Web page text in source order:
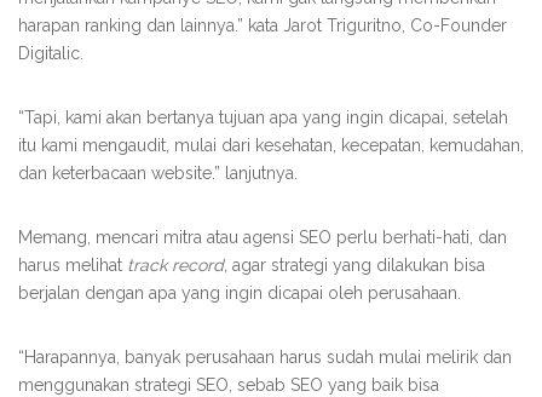
harapan ranking dan lainnya.” kata Jarot Triguritno, Co-Founder
Digitalic.
“Tapi, kami akan bertanya tujuan apa yang ingin dicapai, setelah
itu kami mengaudit, mulai dari kesehatan, kecepatan, kemudahan,
dan keterbacaan website.” lanjutnya.
Memang, mencari mitra atau agensi SEO perlu berhati-hati, dan
harus melihat track record, agar strategi yang dilakukan bisa
berjalan dengan apa yang ingin dicapai oleh perusahaan.
“Harapannya, banyak perusahaan harus sudah mulai melirik dan
menggunakan strategi SEO, sebab SEO yang baik bisa